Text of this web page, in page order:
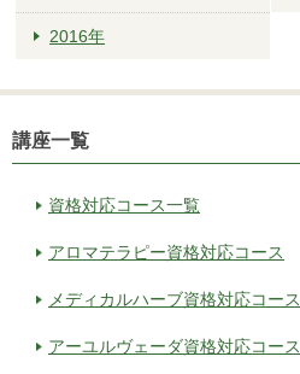
2016年
講座一覧
資格対応コース一覧
アロマテラピー資格対応コース
メディカルハーブ資格対応コース
アーユルヴェーダ資格対応コース